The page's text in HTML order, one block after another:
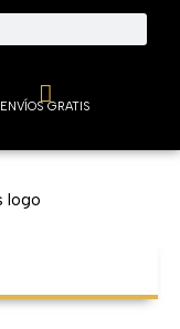
ENVÍOS GRATIS